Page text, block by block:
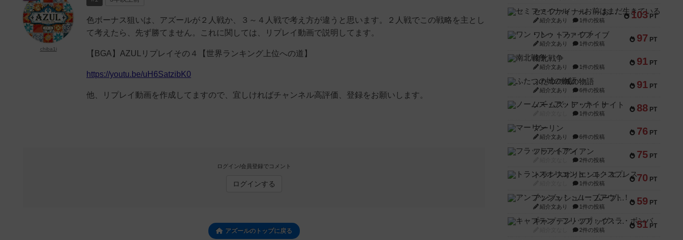
色ボーナス狙いは、アズールが２人戦か、３～４人戦で考え方が違うと思います。２人戦でこの戦略を主とし
て考えたら、先ず勝てません。これに関しては、リプレイ動画で説明してます。
【BGA】AZULリプレイその４【世界ランキング上位への道】
https://youtu.be/uH6SatzibK0
他、リプレイ動画を作成してますので、宜しければチャンネル高評価、登録をお願いします。
chiba1i
ログイン/会員登録でコメント
ログインする
アズールのトップに戻る
103 PT
セミファイナル ～お前はまだ生きている～
紹介文あり 1件の投稿
97 PT
ワン・トゥ・ファイブ
紹介文あり 1件の投稿
91 PT
南北戦争
紹介文あり 1件の投稿
91 PT
ふたつの城の物語
紹介文あり 6件の投稿
88 PT
ノームズ・アット・ナイト
1件の投稿
76 PT
マーリン
紹介文あり 6件の投稿
75 PT
フラットアイアン
2件の投稿
70 PT
トランスオリエント・エクスプレス
1件の投稿
59 PT
アンブッシュ！：ムーブアウト！
紹介文あり 1件の投稿
51 PT
キャプテン・フリップ：イスラ・ボンバ
2件の投稿